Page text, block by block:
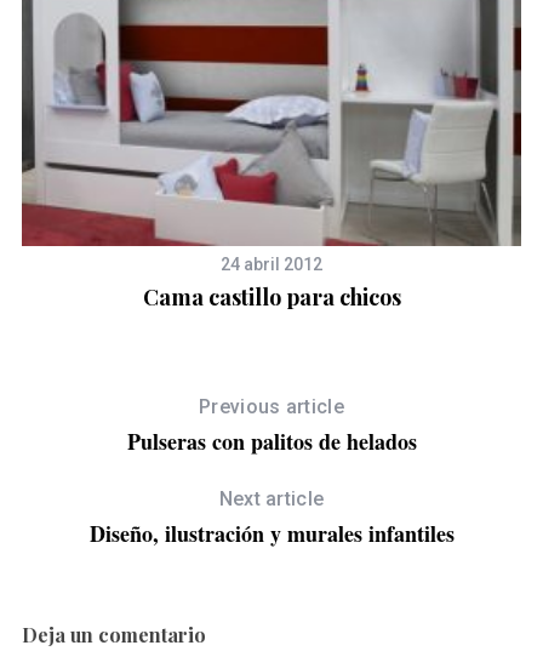
24 abril 2012
Cama castillo para chicos
Previous article
Pulseras con palitos de helados
Next article
Diseño, ilustración y murales infantiles
Deja un comentario